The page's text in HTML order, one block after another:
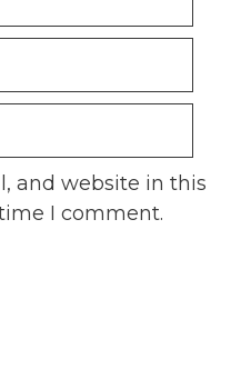
and website in this
I comment.